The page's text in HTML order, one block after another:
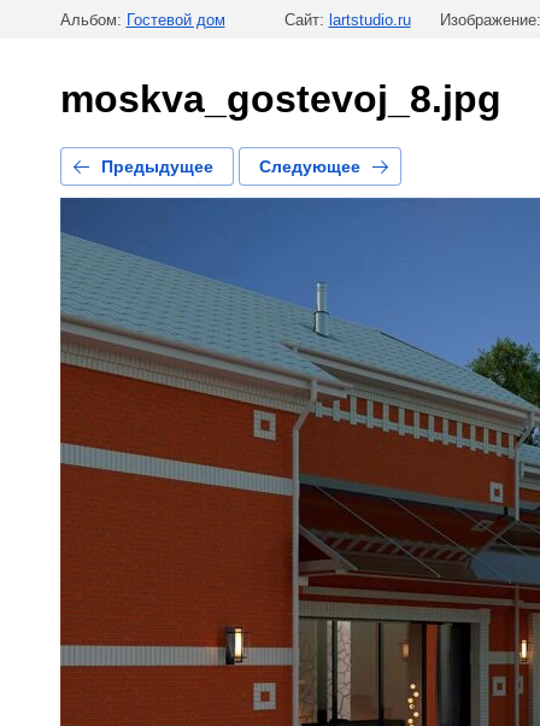
Альбом: Гостевой дом Сайт: lartstudio.ru
moskva_gostevoj_8.jpg
Предыдущее Следующее